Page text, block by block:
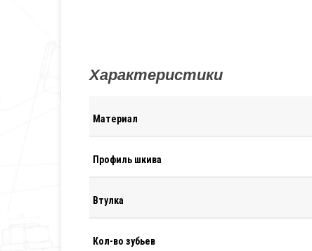
Характеристики
Материал
Профиль шкива
Втулка
Кол-во зубьев